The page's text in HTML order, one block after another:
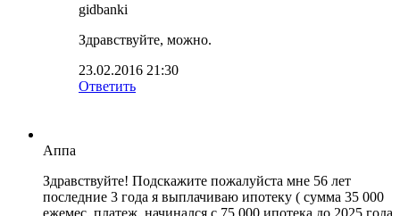
gidbanki
Здравствуйте, можно.
23.02.2016 21:30
Ответить
Аппа
Здравствуйте! Подскажите пожалуйста мне 56 лет
последние 3 года я выплачиваю ипотеку ( сумма 35 000
ежемес. платеж, начинался с 75 000 ипотека до 2025 года